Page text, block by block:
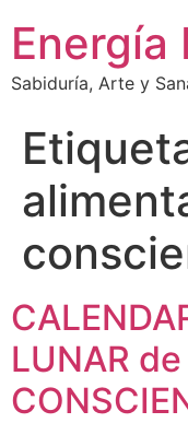
Energía
Sabiduría, Arte y
LUNAR